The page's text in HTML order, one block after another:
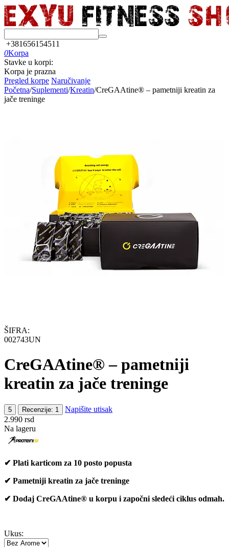
+381656154511
0Korpa
Stavke u korpi:
Korpa je prazna
Pregled korpe Naručivanje
Početna/Suplementi/Kreatin/CreGAAtine® – pametniji kreatin za
jače treninge
ŠIFRA:
002743UN
CreGAAtine® – pametniji
kreatin za jače treninge
5 Recenzije: 1
Napišite utisak
2.990 rsd
Na lageru
✔ Plati karticom za 10 posto popusta
✔ Pametniji kreatin za jače treninge
✔ Dodaj CreGAAtine® u korpu i započni sledeći ciklus odmah.
Ukus: